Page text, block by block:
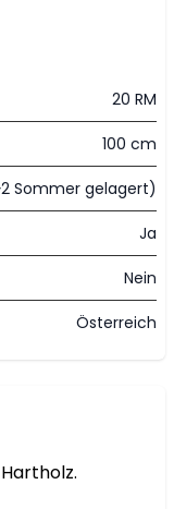
20 RM
100 cm
Sommer gelagert)
Ja
Nein
Österreich